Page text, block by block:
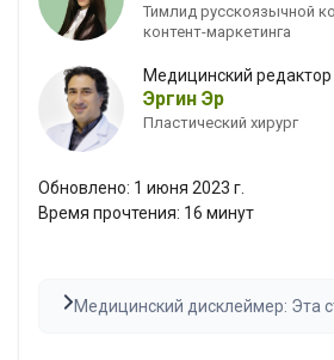
Тимлид русскоязычной
контент-маркетинга
Медицинский редактор
Эргин Эр
Пластический хирург
Обновлено: 1 июня 2023 г.
Время прочтения: 16 минут
Медицинский дисклеймер: Эта